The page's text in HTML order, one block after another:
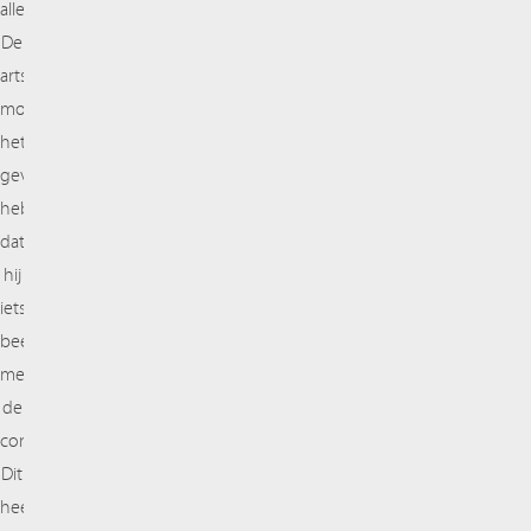
allemaal.
De
arts
moet
het
gevoel
hebben
dat
hij
iets
beetpakt
met
de
controller.
Dit
heeft